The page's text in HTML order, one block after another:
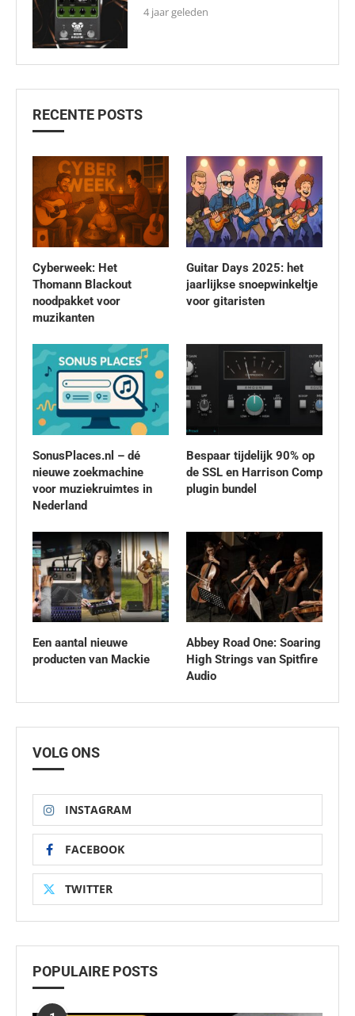
4 jaar geleden
RECENTE POSTS
Cyberweek: Het
Thomann Blackout
noodpakket voor
muzikanten
Guitar Days 2025: het
jaarlijkse snoepwinkeltje
voor gitaristen
SonusPlaces.nl – dé
nieuwe zoekmachine
voor muziekruimtes in
Nederland
Bespaar tijdelijk 90% op
de SSL en Harrison Comp
plugin bundel
Een aantal nieuwe
producten van Mackie
Abbey Road One: Soaring
High Strings van Spitfire
Audio
VOLG ONS
INSTAGRAM
FACEBOOK
TWITTER
POPULAIRE POSTS